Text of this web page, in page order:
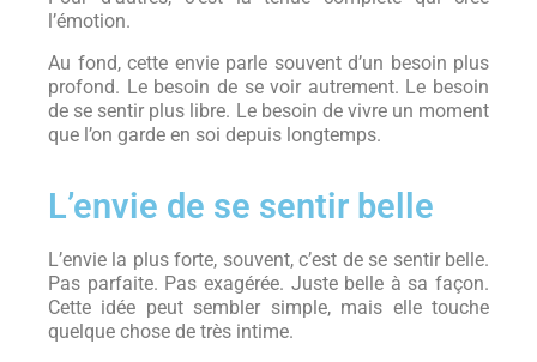
l’émotion.
Au fond, cette envie parle souvent d’un besoin plus
profond. Le besoin de se voir autrement. Le besoin
de se sentir plus libre. Le besoin de vivre un moment
que l’on garde en soi depuis longtemps.
L’envie de se sentir belle
L’envie la plus forte, souvent, c’est de se sentir belle.
Pas parfaite. Pas exagérée. Juste belle à sa façon.
Cette idée peut sembler simple, mais elle touche
quelque chose de très intime.